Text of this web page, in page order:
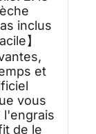
inclus
】
et
vous
l'engrais
de le